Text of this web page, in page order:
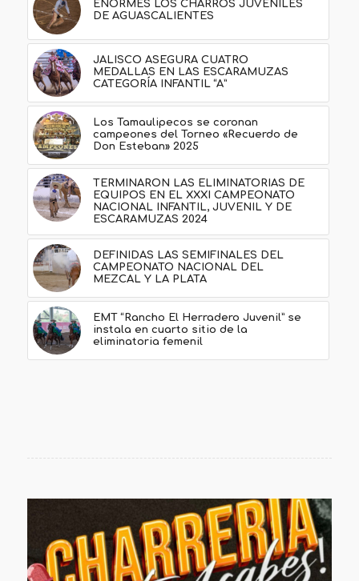
ENORMES LOS CHARROS JUVENILES
DE AGUASCALIENTES
JALISCO ASEGURA CUATRO
MEDALLAS EN LAS ESCARAMUZAS
CATEGORÍA INFANTIL “A”
Los Tamaulipecos se coronan
campeones del Torneo «Recuerdo de
Don Esteban» 2025
TERMINARON LAS ELIMINATORIAS DE
EQUIPOS EN EL XXXI CAMPEONATO
NACIONAL INFANTIL, JUVENIL Y DE
ESCARAMUZAS 2024
DEFINIDAS LAS SEMIFINALES DEL
CAMPEONATO NACIONAL DEL
MEZCAL Y LA PLATA
EMT “Rancho El Herradero Juvenil” se
instala en cuarto sitio de la
eliminatoria femenil